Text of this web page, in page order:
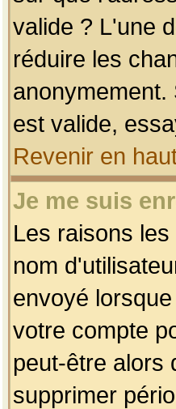
valide ? L'une
réduire les
est valide,
Revenir en
Je me suis
Les raisons
nom
envoyé
votre compte
peut-être alors
supprimer